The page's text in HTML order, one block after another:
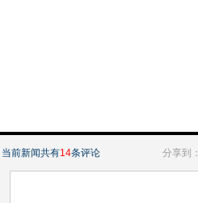
当前新闻共有14条评论 分享到：